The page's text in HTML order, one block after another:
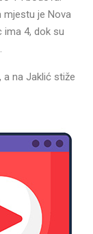
mjestu je Nova
ima 4, dok su
a na Jaklić stiže